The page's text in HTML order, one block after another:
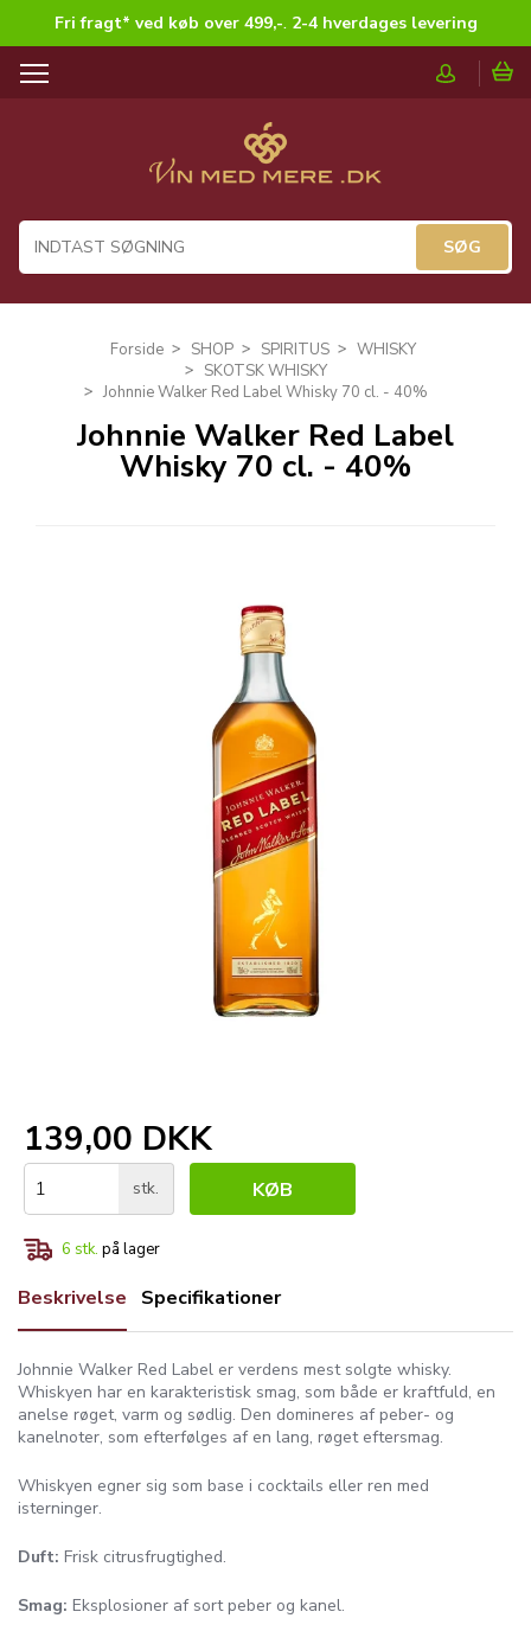
Fri fragt* ved køb over 499,-. 2-4 hverdages levering
T
a
i
Forside SHOP SPIRITUS
WHISKY
SKOTSK WHISKY
Johnnie Walker Red Label Whisky 70 cl. - 40%
Johnnie Walker Red Label
Whisky 70 cl. - 40%
139,00 DKK
stk. KØB
6 stk. på lager
Beskrivelse Specifikationer
Johnnie Walker Red Label er verdens mest solgte whisky.
Whiskyen har en karakteristisk smag, som både er kraftfuld, en
anelse røget, varm og sødlig. Den domineres af peber- og
kanelnoter, som efterfølges af en lang, røget eftersmag.
Whiskyen egner sig som base i cocktails eller ren med
isterninger.
Duft: Frisk citrusfrugtighed.
Smag: Eksplosioner af sort peber og kanel.